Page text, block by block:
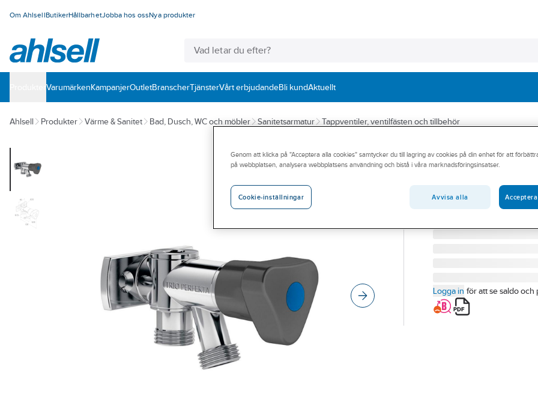
Om AhlsellButikerHållbarhetJobba hos ossNya produkter
VarumärkenKampanjerOutletBranscherTjänsterVårt erbjudandeBli kundAktuellt
Ahlsell Produkter Värme & Sanitet Bad, Dusch, WC och möbler Sanitetsarmatur Tappventiler, ventilfästen och tillbehör
TRIO
Tappventil med
TRIO TAPPVENTIL G15
Artikelnummer:
8445008
8445008
Logga in för att se saldo och
Genom att klicka på "Acceptera alla cookies" samtycker du till lagring av cookies på din enhet för att
på webbplatsen, analysera webbplatsens användning och bistå i våra marknadsföringsinsatser.
Cookie-inställningar Avvisa alla